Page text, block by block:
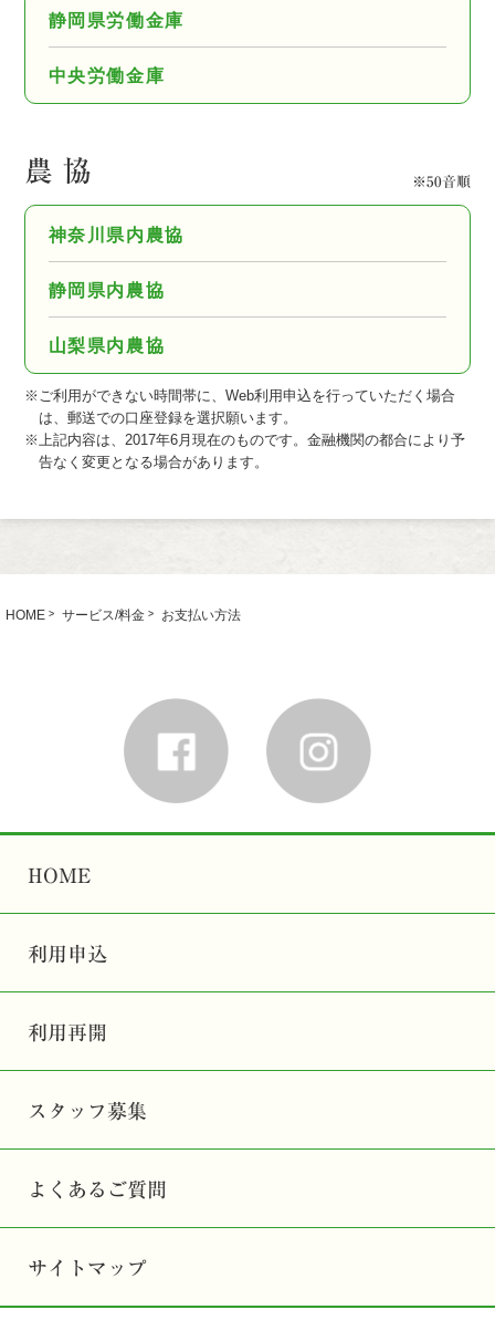
静岡県労働金庫
中央労働金庫
農 協 ※50音順
神奈川県内農協
静岡県内農協
山梨県内農協
※ご利用ができない時間帯に、Web利用申込を行っていただく場合
は、郵送での口座登録を選択願います。
※上記内容は、2017年6月現在のものです。金融機関の都合により予
告なく変更となる場合があります。
HOME サービス/料金 お支払い方法
HOME
利用申込
利用再開
スタッフ募集
よくあるご質問
サイトマップ